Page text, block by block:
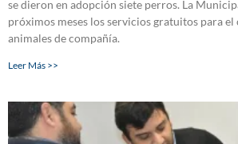
se dieron en adopción siete perros. La
próximos meses los servicios gratuitos para el
animales de compañía.
Leer Más >>